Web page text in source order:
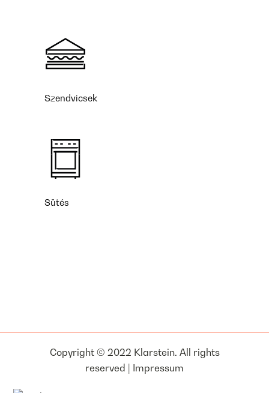
Szendvicsek
Sütés
Copyright © 2022 Klarstein. All rights
reserved | Impressum